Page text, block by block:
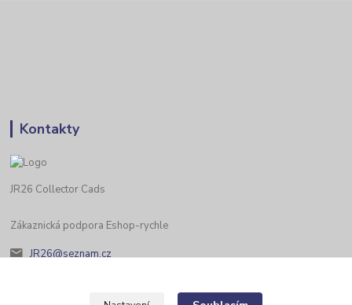
Kontakty
JR26 Collector Cads
Zákaznická podpora Eshop-rychle
JR26@seznam.cz